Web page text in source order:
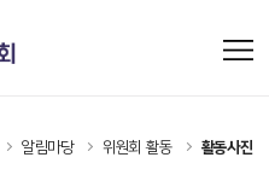
알림마당 위원회 활동 활동사진